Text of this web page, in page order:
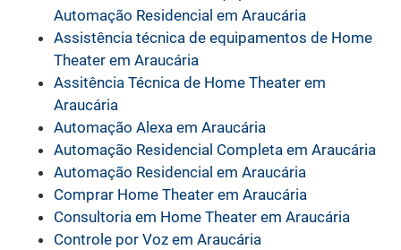
Automação Residencial em Araucária
Assistência técnica de equipamentos de Home
Theater em Araucária
Assitência Técnica de Home Theater em
Araucária
Automação Alexa em Araucária
Automação Residencial Completa em Araucária
Automação Residencial em Araucária
Comprar Home Theater em Araucária
Consultoria em Home Theater em Araucária
Controle por Voz em Araucária